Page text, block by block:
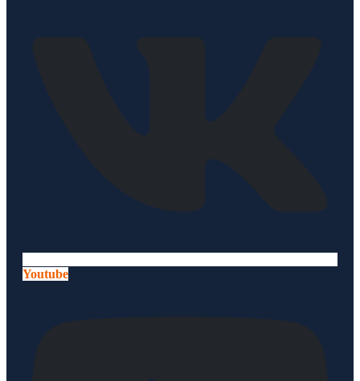
Youtube